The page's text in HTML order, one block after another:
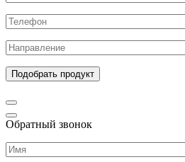
Обратный звонок